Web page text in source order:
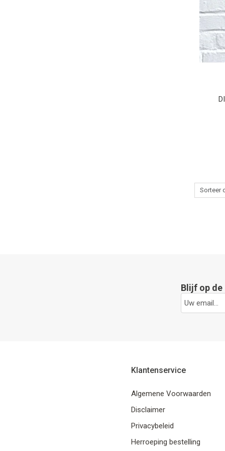
Blijf op
Klantenservice
Algemene Voorwaarden
Disclaimer
Privacybeleid
Herroeping bestelling